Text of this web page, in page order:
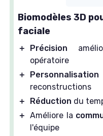
Biomodèles 3D
faciale
＋ Précision
opératoire
＋
Personnalisation
reconstructions
＋
Réduction du
＋ Améliore la
l'équipe